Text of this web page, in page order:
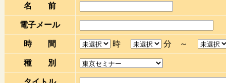
名 前
電子メール
時 間 時 分 ～
種 別